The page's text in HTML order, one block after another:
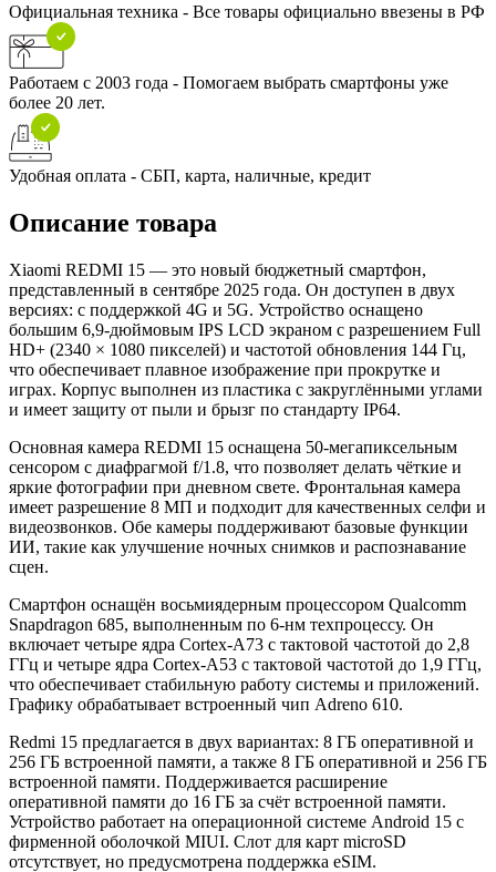
Официальная техника - Все товары официально ввезены в РФ
Работаем с 2003 года - Помогаем выбрать смартфоны уже
более 20 лет.
Удобная оплата - СБП, карта, наличные, кредит
Описание товара
Xiaomi REDMI 15 — это новый бюджетный смартфон,
представленный в сентябре 2025 года. Он доступен в двух
версиях: с поддержкой 4G и 5G. Устройство оснащено
большим 6,9-дюймовым IPS LCD экраном с разрешением Full
HD+ (2340 × 1080 пикселей) и частотой обновления 144 Гц,
что обеспечивает плавное изображение при прокрутке и
играх. Корпус выполнен из пластика с закруглёнными углами
и имеет защиту от пыли и брызг по стандарту IP64.
Основная камера REDMI 15 оснащена 50-мегапиксельным
сенсором с диафрагмой f/1.8, что позволяет делать чёткие и
яркие фотографии при дневном свете. Фронтальная камера
имеет разрешение 8 МП и подходит для качественных селфи и
видеозвонков. Обе камеры поддерживают базовые функции
ИИ, такие как улучшение ночных снимков и распознавание
сцен.
Смартфон оснащён восьмиядерным процессором Qualcomm
Snapdragon 685, выполненным по 6-нм техпроцессу. Он
включает четыре ядра Cortex-A73 с тактовой частотой до 2,8
ГГц и четыре ядра Cortex-A53 с тактовой частотой до 1,9 ГГц,
что обеспечивает стабильную работу системы и приложений.
Графику обрабатывает встроенный чип Adreno 610.
Redmi 15 предлагается в двух вариантах: 8 ГБ оперативной и
256 ГБ встроенной памяти, а также 8 ГБ оперативной и 256 ГБ
встроенной памяти. Поддерживается расширение
оперативной памяти до 16 ГБ за счёт встроенной памяти.
Устройство работает на операционной системе Android 15 с
фирменной оболочкой MIUI. Слот для карт microSD
отсутствует, но предусмотрена поддержка eSIM.